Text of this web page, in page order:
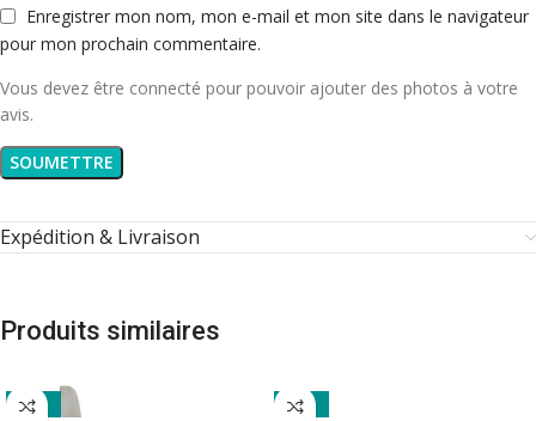
Enregistrer mon nom, mon e-mail et mon site dans le navigateur
pour mon prochain commentaire.
Vous devez être connecté pour pouvoir ajouter des photos à votre
avis.
Expédition & Livraison
Produits similaires
-21%
-11%